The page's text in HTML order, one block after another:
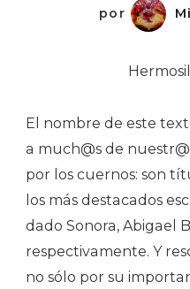
por
El nombre de este
a much@s de
por los cuernos: son
los más destacados
dado Sonora, Abigael
respectivamente. Y
no sólo por su